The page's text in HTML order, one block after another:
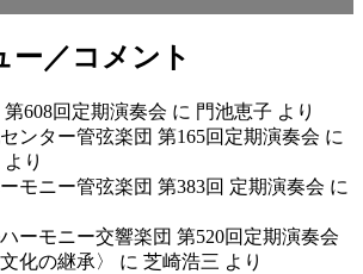
ー／コメント
608回定期演奏会 に 門池恵子 より
ンター管弦楽団 第165回定期演奏会 に
より
モニー管弦楽団 第383回 定期演奏会 に
ーモニー交響楽団 第520回定期演奏会
化の継承〉
に 芝崎浩三 より